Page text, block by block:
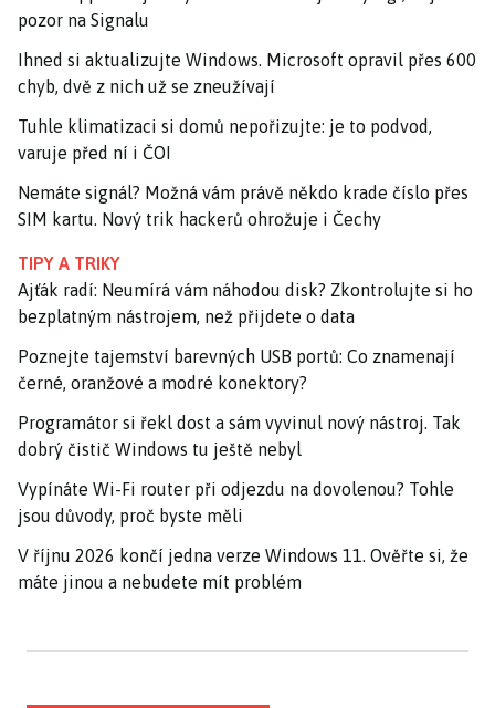
pozor na Signalu
Ihned si aktualizujte Windows. Microsoft opravil přes 600
chyb, dvě z nich už se zneužívají
Tuhle klimatizaci si domů nepořizujte: je to podvod,
varuje před ní i ČOI
Nemáte signál? Možná vám právě někdo krade číslo přes
SIM kartu. Nový trik hackerů ohrožuje i Čechy
TIPY A TRIKY
Ajťák radí: Neumírá vám náhodou disk? Zkontrolujte si ho
bezplatným nástrojem, než přijdete o data
Poznejte tajemství barevných USB portů: Co znamenají
černé, oranžové a modré konektory?
Programátor si řekl dost a sám vyvinul nový nástroj. Tak
dobrý čistič Windows tu ještě nebyl
Vypínáte Wi-Fi router při odjezdu na dovolenou? Tohle
jsou důvody, proč byste měli
V říjnu 2026 končí jedna verze Windows 11. Ověřte si, že
máte jinou a nebudete mít problém